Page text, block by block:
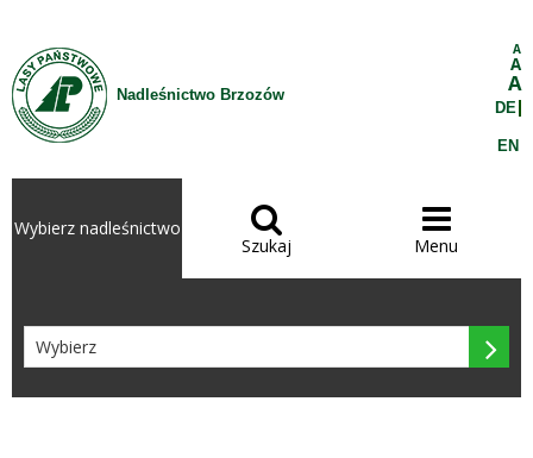
Nadleśnictwo Brzozów
A
A
A
DE
EN
Wybierz nadleśnictwo 
Szukaj

Menu
